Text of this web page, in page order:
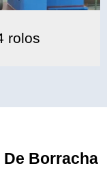
rolos
De Borracha